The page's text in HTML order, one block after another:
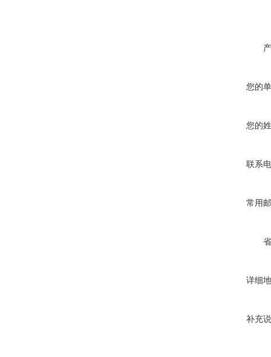
您的
您的
联系
常用
详细
补充